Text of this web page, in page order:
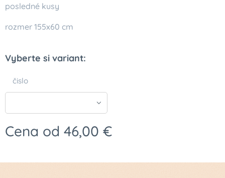
posledné kusy
rozmer 155x60 cm
Vyberte si variant:
čislo
Cena od 46,00 €